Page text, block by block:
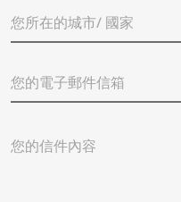
*您
所
在
城
市
家
您
的
電
郵
件
的